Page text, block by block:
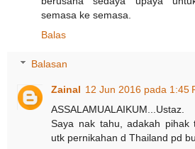
semasa ke semasa.
Balas
Balasan
Zainal 12 Jun 2016 pada 1:45
ASSALAMUALAIKUM...Ustaz.
Saya nak tahu, adakah pihak
utk pernikahan d Thailand pd